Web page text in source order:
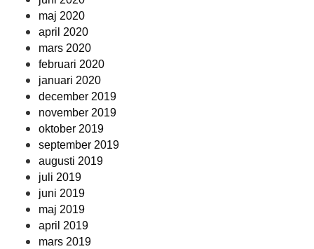
maj 2020
april 2020
mars 2020
februari 2020
januari 2020
december 2019
november 2019
oktober 2019
september 2019
augusti 2019
juli 2019
juni 2019
maj 2019
april 2019
mars 2019